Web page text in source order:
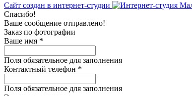
Сайт создан в интернет-студии
Спасибо!
Ваше сообщение отправлено!
Заказ по фотографии
Ваше имя *
Поля обязательное для заполнения
Контактный телефон *
Поля обязательное для заполнения